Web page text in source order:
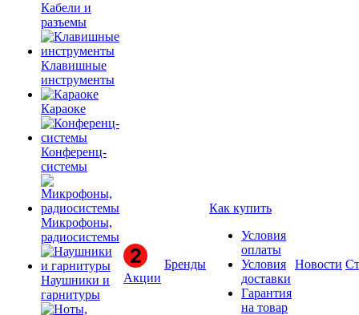
Кабели и
разъемы
Клавишные
инструменты
Караоке
Конференц-
системы
Микрофоны,
радиосистемы
Наушники и
гарнитуры
Акции
Бренды
Как купить
Условия
оплаты
Условия
доставки
Гарантия
на товар
Новости